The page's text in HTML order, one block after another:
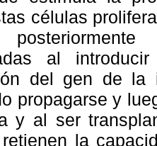
células
al
del gen de la
propagarse y
y al ser
la